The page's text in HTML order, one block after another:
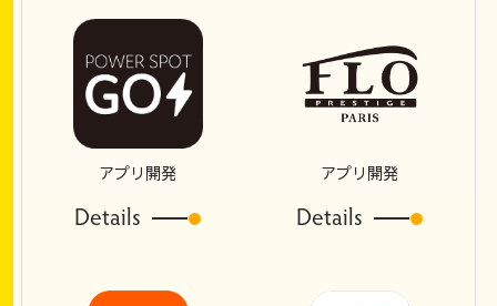
アプリ開発
Details
アプリ開発
Details